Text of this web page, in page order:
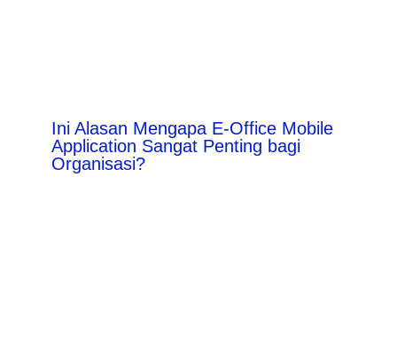
Ini Alasan Mengapa E-Office Mobile
Application Sangat Penting bagi
Organisasi?